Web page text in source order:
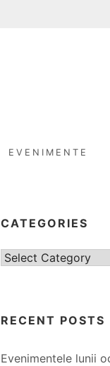
EVENIMENTE
CATEGORIES
Categories
RECENT POSTS
Evenimentele lunii